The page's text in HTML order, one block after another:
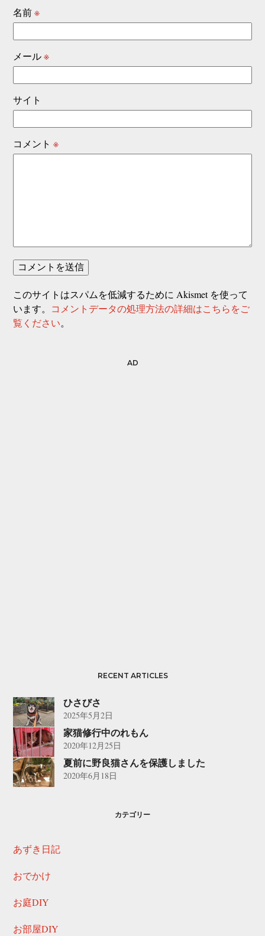
名前※
メール※
サイト
コメント※
このサイトはスパムを低減するために Akismet を使って
います。 コメントデータの処理方法の詳細はこちらをご
覧ください。
AD
RECENT ARTICLES
ひさびさ
2025年5月2日
家猫修行中のれもん
2020年12月25日
夏前に野良猫さんを保護しました
2020年6月18日
カテゴリー
あずき日記
おでかけ
お庭DIY
お部屋DIY